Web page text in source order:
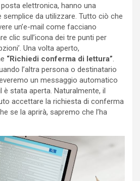
elettronica, hanno una
da utilizzare. Tutto ciò che
un’e-mail come facciano
clic sull’icona dei tre punti per
Una volta aperto,
“Richiedi conferma di lettura”.
l’altra persona o destinatario
un messaggio automatico
è stata aperta. Naturalmente, il
accettare la richiesta di conferma
se la aprirà, sapremo che l’ha